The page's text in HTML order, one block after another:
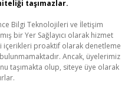
taşımazlar.
Bilgi Teknolojileri ve İletişim
bir Yer Sağlayıcı olarak hizmet
içerikleri proaktif olarak denetleme
Ancak, üyelerimiz
taşımakta olup, siteye üye olarak